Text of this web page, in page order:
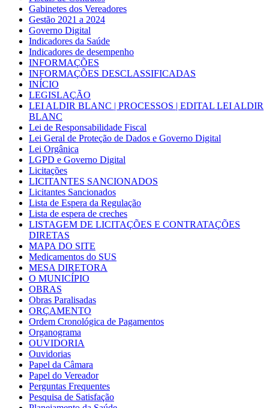
Gabinetes dos Vereadores
Gestão 2021 a 2024
Governo Digital
Indicadores da Saúde
Indicadores de desempenho
INFORMAÇÕES
INFORMAÇÕES DESCLASSIFICADAS
INÍCIO
LEGISLAÇÃO
LEI ALDIR BLANC | PROCESSOS | EDITAL LEI ALDIR
BLANC
Lei de Responsabilidade Fiscal
Lei Geral de Proteção de Dados e Governo Digital
Lei Orgânica
LGPD e Governo Digital
Licitações
LICITANTES SANCIONADOS
Licitantes Sancionados
Lista de Espera da Regulação
Lista de espera de creches
LISTAGEM DE LICITAÇÕES E CONTRATAÇÕES
DIRETAS
MAPA DO SITE
Medicamentos do SUS
MESA DIRETORA
O MUNICÍPIO
OBRAS
Obras Paralisadas
ORÇAMENTO
Ordem Cronológica de Pagamentos
Organograma
OUVIDORIA
Ouvidorias
Papel da Câmara
Papel do Vereador
Perguntas Frequentes
Pesquisa de Satisfação